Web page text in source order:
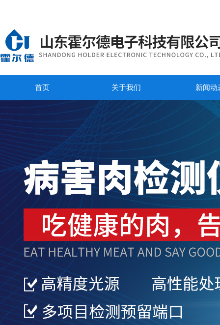
首页 关于我们 新闻动